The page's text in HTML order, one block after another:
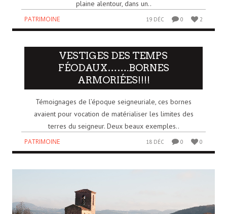
plaine alentour, dans un..
PATRIMOINE 19 DÉC 0 2
VESTIGES DES TEMPS
FÉODAUX…….BORNES
ARMORIÉES!!!!
Témoignages de l’époque seigneuriale, ces bornes
avaient pour vocation de matérialiser les limites des
terres du seigneur. Deux beaux exemples..
PATRIMOINE 18 DÉC 0 0